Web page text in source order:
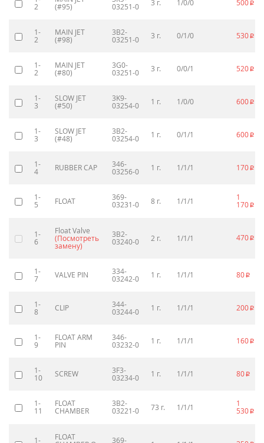
2
(#95)
03251-0
3 г. 1/0/0 500 p
1-
2
MAIN JET
(#98)
3B2-
03251-0
3 г. 0/1/0 530 p
1-
2
MAIN JET
(#80)
3G0-
03251-0
3 г. 0/0/1 520 p
1-
3
SLOW JET
(#50)
3K9-
03254-0
1 г. 1/0/0 600 p
1-
3
SLOW JET
(#48)
3B2-
03254-0
1 г. 0/1/1 600 p
1-
4
RUBBER CAP
346-
03256-0
1 г. 1/1/1 170 p
1-
5
FLOAT
369-
03231-0
8 г. 1/1/1
1
170 p
1-
6
Float Valve
(Посмотреть
замену)
3B2-
03240-0
2 г. 1/1/1 470 p
1-
7
VALVE PIN
334-
03242-0
1 г. 1/1/1 80 p
1-
8
CLIP
344-
03244-0
1 г. 1/1/1 200 p
1-
9
FLOAT ARM
PIN
346-
03232-0
1 г. 1/1/1 160 p
1-
10
SCREW
3F3-
03234-0
1 г. 1/1/1 80 p
1-
11
FLOAT
CHAMBER
3B2-
03221-0
73 г. 1/1/1
1
530 p
1-
FLOAT
369-